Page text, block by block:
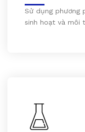
Sử dụng phương
sinh hoạt và môi